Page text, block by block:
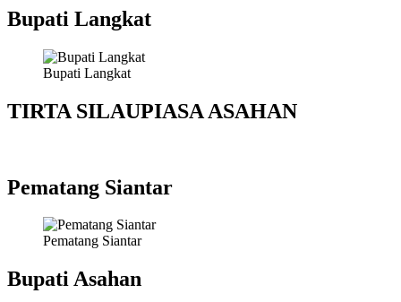
Bupati Langkat
Bupati Langkat
TIRTA SILAUPIASA ASAHAN
Pematang Siantar
Pematang Siantar
Bupati Asahan